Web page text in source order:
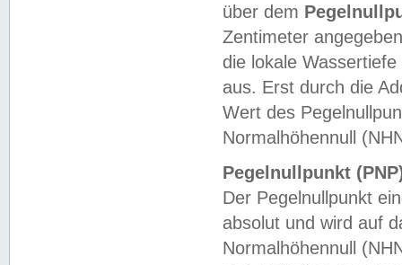
über dem
Zentimeter
die lokale
aus. Erst durch die
Wert des
Normalhöhennull
Pegelnullpunkt
Der Pegelnullpunkt
absolut und wird auf
Normalhöhennull